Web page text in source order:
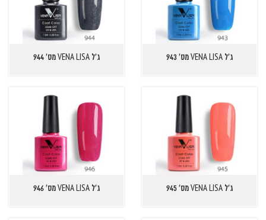
ג'ל VENA LISA מס' 943 ג'ל VENA LISA מס' 944
ג'ל VENA LISA מס' 945 ג'ל VENA LISA מס' 946